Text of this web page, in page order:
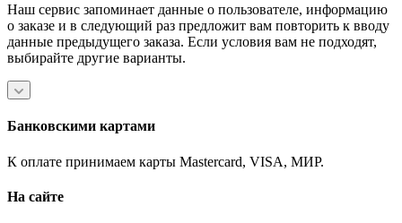
Наш сервис запоминает данные о пользователе, информацию
о заказе и в следующий раз предложит вам повторить к вводу
данные предыдущего заказа. Если условия вам не подходят,
выбирайте другие варианты.
Банковскими картами
К оплате принимаем карты Mastercard, VISA, МИР.
На сайте